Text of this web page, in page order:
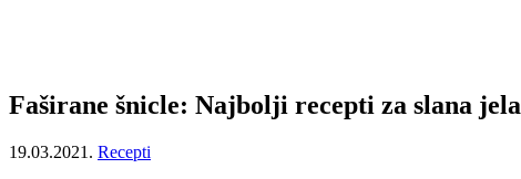
Faširane šnicle: Najbolji recepti za slana jela
19.03.2021. Recepti